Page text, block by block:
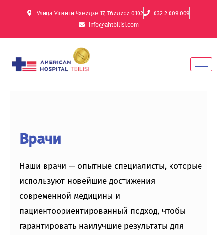
Улица Ушанги Чхеидзе 17, Тбилиси 0102
032 2 009 009
info@ahtbilisi.com
Врачи
Наши врачи — опытные специалисты, которые
используют новейшие достижения
современной медицины и
пациентоориентированный подход, чтобы
гарантировать наилучшие результаты для